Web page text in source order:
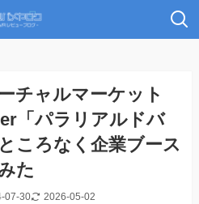
チャルマーケット
「パラリアルドバ
ころなく企業ブース
た
07-30 2026-05-02